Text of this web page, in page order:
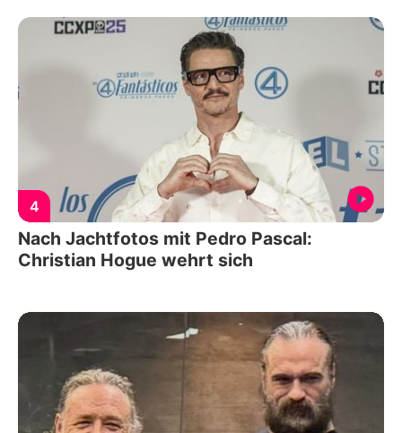
4
Nach Jachtfotos mit Pedro Pascal:
Christian Hogue wehrt sich